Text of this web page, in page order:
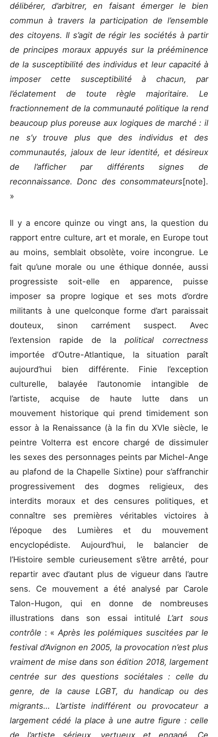
délibérer, d’arbitrer, en faisant émerger le bien
commun à travers la participation de l’ensemble
des citoyens. Il s’agit de régir les sociétés à partir
de principes moraux appuyés sur la prééminence
de la susceptibilité des individus et leur capacité à
imposer cette susceptibilité à chacun, par
l’éclatement de toute règle majoritaire. Le
fractionnement de la communauté politique la rend
beaucoup plus poreuse aux logiques de marché : il
ne s’y trouve plus que des individus et des
communautés, jaloux de leur identité, et désireux
de l’afficher par différents signes de
reconnaissance. Donc des consommateurs[note].
»
Il y a encore quinze ou vingt ans, la question du
rapport entre culture, art et morale, en Europe tout
au moins, semblait obsolète, voire incongrue. Le
fait qu’une morale ou une éthique donnée, aussi
progressiste soit-elle en apparence, puisse
imposer sa propre logique et ses mots d’ordre
militants à une quelconque forme d’art paraissait
douteux, sinon carrément suspect. Avec
l’extension rapide de lapolitical correctness
importée d’Outre-Atlantique, la situation paraît
aujourd’hui bien différente. Finie l’exception
culturelle, balayée l’autonomie intangible de
l’artiste, acquise de haute lutte dans un
mouvement historique qui prend timidement son
essor à la Renaissance (à la fin du XVIe siècle, le
peintre Volterra est encore chargé de dissimuler
les sexes des personnages peints par Michel-Ange
au plafond de la Chapelle Sixtine) pour s’affranchir
progressivement des dogmes religieux, des
interdits moraux et des censures politiques, et
connaître ses premières véritables victoires à
l’époque des Lumières et du mouvement
encyclopédiste. Aujourd’hui, le balancier de
l’Histoire semble curieusement s’être arrêté, pour
repartir avec d’autant plus de vigueur dans l’autre
sens. Ce mouvement a été analysé par Carole
Talon-Hugon, qui en donne de nombreuses
illustrations dans son essai intitulé L’art sous
contrôle : « Après les polémiques suscitées par le
festival d’Avignon en 2005, la provocation n’est plus
vraiment de mise dans son édition 2018, largement
centrée sur des questions sociétales : celle du
genre, de la cause LGBT, du handicap ou des
migrants… L’artiste indifférent ou provocateur a
largement cédé la place à une autre figure : celle
de l’artiste sérieux, vertueux et engagé. Ce